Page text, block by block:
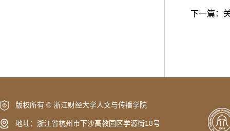
下一篇：
版权所有 © 浙江财经大学人文与传播学院
地址：浙江省杭州市下沙高教园区学源街18号